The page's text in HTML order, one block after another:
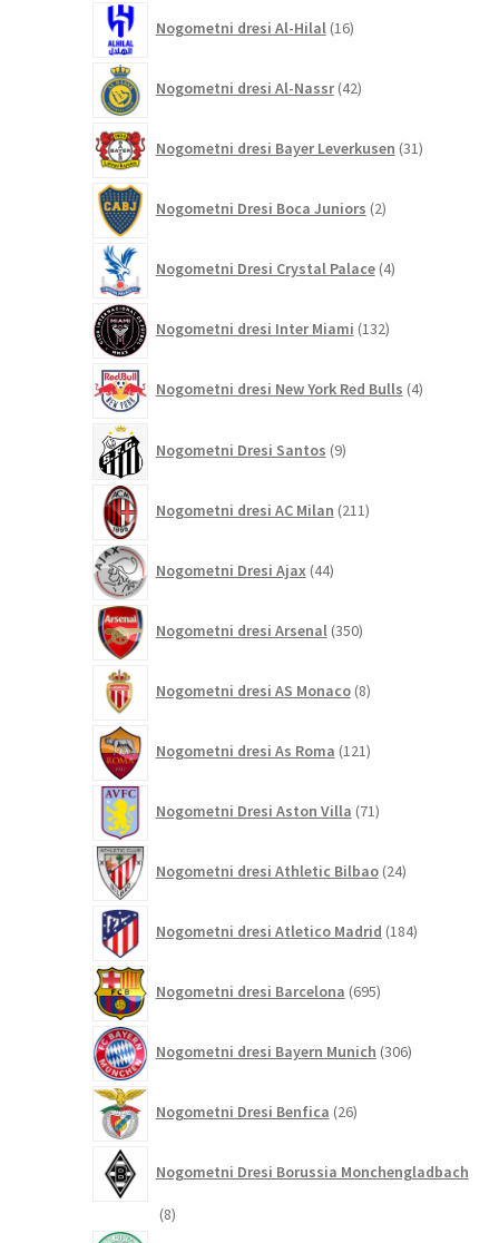
Nogometni dresi Al-Hilal 16izdelkov
Nogometni dresi Al-Nassr 42izdelkov
Nogometni dresi Bayer Leverkusen 31izdelkov
Nogometni Dresi Boca Juniors 2izdelka
Nogometni Dresi Crystal Palace 4izdelki
Nogometni dresi Inter Miami 132izdelkov
Nogometni dresi New York Red Bulls 4izdelki
Nogometni Dresi Santos 9izdelkov
Nogometni dresi AC Milan 211izdelkov
Nogometni Dresi Ajax 44izdelkov
Nogometni dresi Arsenal 350izdelkov
Nogometni dresi AS Monaco 8izdelkov
Nogometni dresi As Roma 121izdelkov
Nogometni Dresi Aston Villa 71izdelkov
Nogometni dresi Athletic Bilbao 24izdelkov
Nogometni dresi Atletico Madrid 184izdelkov
Nogometni dresi Barcelona 695izdelkov
Nogometni dresi Bayern Munich 306izdelkov
Nogometni Dresi Benfica 26izdelkov
Nogometni Dresi Borussia Monchengladbach
88